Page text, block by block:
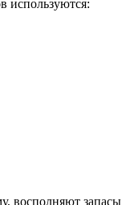
используются:
восполняют запасы